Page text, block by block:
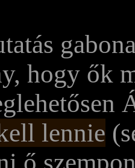
hogy ők
lennie
ő